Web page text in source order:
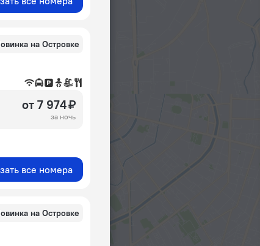
на Островке
от 7 974 ₽
за ночь
все номера
на Островке